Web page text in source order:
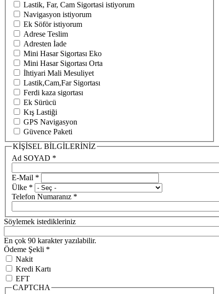
Lastik, Far, Cam Sigortasi istiyorum
Navigasyon istiyorum
Ek Söför istiyorum
Adrese Teslim
Adresten İade
Mini Hasar Sigortası Eko
Mini Hasar Sigortası Orta
İhtiyari Mali Mesuliyet
Lastik,Cam,Far Sigortası
Ferdi kaza sigortası
Ek Sürücü
Kış Lastiği
GPS Navigasyon
Güvence Paketi
KİŞİSEL BİLGİLERİNİZ
Ad SOYAD *
E-Mail *
Ülke *
Telefon Numaranız *
Söylemek istedikleriniz
En çok 90 karakter yazılabilir.
Ödeme Şekli *
Nakit
Kredi Kartı
EFT
CAPTCHA